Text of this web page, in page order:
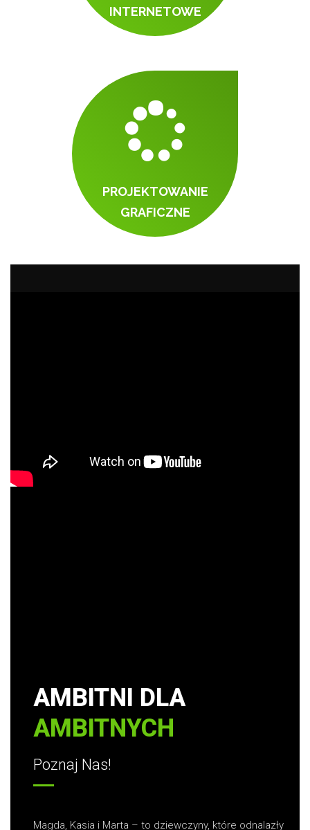
INTERNETOWE
PROJEKTOWANIE
GRAFICZNE
AMBITNI DLA
AMBITNYCH
Poznaj Nas!
Magda, Kasia i Marta – to dziewczyny, które odnalazły